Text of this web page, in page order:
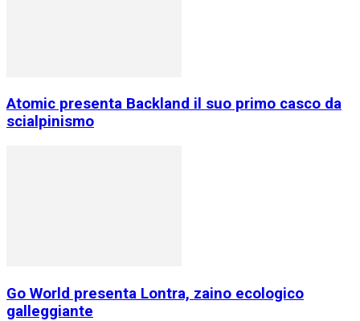
Atomic presenta Backland il suo primo casco da
scialpinismo
Go World presenta Lontra, zaino ecologico
galleggiante